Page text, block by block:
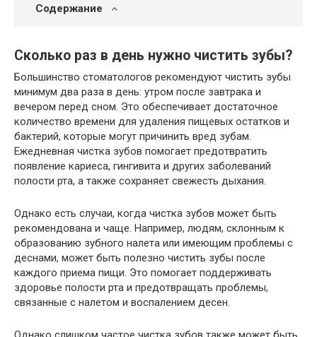
Содержание
Сколько раз в день нужно чистить зубы?
Большинство стоматологов рекомендуют чистить зубы
минимум два раза в день: утром после завтрака и
вечером перед сном. Это обеспечивает достаточное
количество времени для удаления пищевых остатков и
бактерий, которые могут причинить вред зубам.
Ежедневная чистка зубов помогает предотвратить
появление кариеса, гингивита и других заболеваний
полости рта, а также сохраняет свежесть дыхания.
Однако есть случаи, когда чистка зубов может быть
рекомендована и чаще. Например, людям, склонным к
образованию зубного налета или имеющим проблемы с
деснами, может быть полезно чистить зубы после
каждого приема пищи. Это помогает поддерживать
здоровье полости рта и предотвращать проблемы,
связанные с налетом и воспалением десен.